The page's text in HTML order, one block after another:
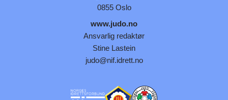
0855 Oslo
www.judo.no
Ansvarlig redaktør
Stine Lastein
judo@nif.idrett.no